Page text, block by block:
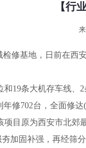
【行
修基地，日前在
和 19条大机存车线、 2
年修702台，全面修达
目原为西安市北郊
加固补强，再经筛